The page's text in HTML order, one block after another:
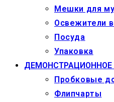
Мешки для
Освежители
Посуда
Упаковка
ДЕМОНСТРАЦИОННОЕ
Пробковые
Флипчарты